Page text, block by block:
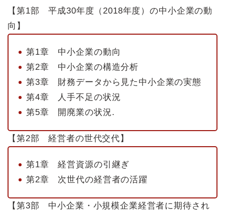
【第1部 平成30年度（2018年度）の中小企業の動
向】
第1章 中小企業の動向
第2章 中小企業の構造分析
第3章 財務データから見た中小企業の実態
第4章 人手不足の状況
第5章 開廃業の状況.
【第2部 経営者の世代交代】
第1章 経営資源の引継ぎ
第2章 次世代の経営者の活躍
【第3部 中小企業・小規模企業経営者に期待され